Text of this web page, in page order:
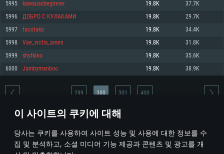
이 사이트의 쿠키에 대해
당사는 쿠키를 사용하여 사이트 성능 및 사용에 대한 정보를 수
집 및 분석하고, 소셜 미디어 기능 제공과 콘텐츠 및 광고를 개
권장 사양
570 혹은 그 이상
여유 저장 공간: 62.2 GB (전체 클라이언트)
권장 사양
네트워크: 브로드밴드 인터넷
여유 저장 공간: 62.2 GB (전체 클라이언트)
권장 사양
운영체제: Ubuntu 20.04 64bit
프로세서: Intel Core i7
메모리: 16 GB
그래픽 카드: Vulkan 을 지원하고, 최신 그래픽 드라이버를 지원하는 NVIDIA
1060 (6개월 미만) 혹은 그와 동급의 성능을 가지며 최신 그래픽 드라이버를
지원하는 AMD RX 570 (6개월 미만; 최소사양 지원 해상도 720p) 이상
여유 저장 공간: 62.2 GB (전체 클라이언트)
5995 kawausobeginner 19.8K 37.7K
5996 ДОБРО С КУЛАКАМИ 19.8K 29.7K
5997 tacotako 19.8K 34.4K
5998 Vae_victis_amen 19.8K 31.8K
5999 shytkino 19.8K 35.6K
6000 Jambymanboo 19.8K 38.9K
* 순위표는 매일 1회 갱신됩니다
299 300 301 400